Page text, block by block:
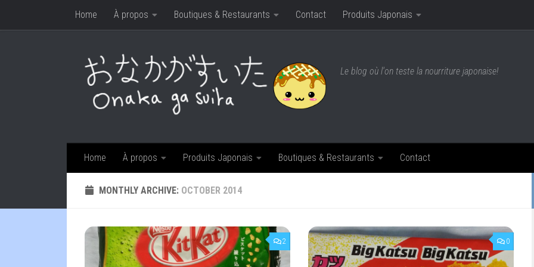
Skip to contentHome À propos Boutiques & Restaurants Contact Produits Japonais
Le blog où l'on teste la nourriture japonaise!
Home À propos Produits Japonais Boutiques & Restaurants Contact
MONTHLY ARCHIVE: OCTOBER 2014
2 0